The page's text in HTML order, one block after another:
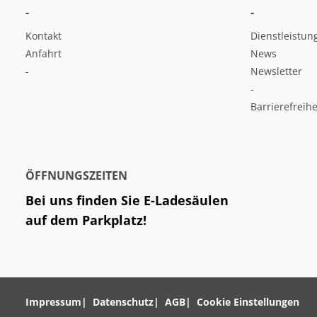
-
Kontakt
Anfahrt
-
-
News
Newsletter
-
ÖFFNUNGSZEITEN
Bei uns finden Sie E-Ladesäulen
auf dem Parkplatz!
Impressum Datenschutz AGB Cookie Einstellungen